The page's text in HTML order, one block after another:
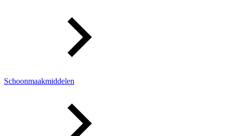
Schoonmaakmiddelen